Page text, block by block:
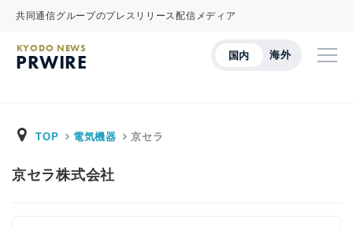
共同通信グループのプレスリリース配信メディア
国内 海外
KYODO NEWS
PRWIRE
TOP 電気機器 京セラ
京セラ株式会社